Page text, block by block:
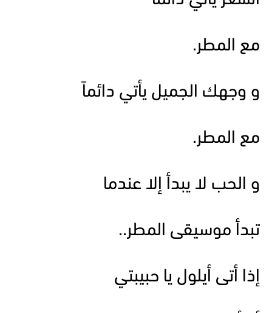
مع المطر.
و وجهك الجميل يأتي دائماً
مع المطر.
و الحب لا يبدأ إلا عندما
تبدأ موسيقى المطر..
إذا أتى أيلول يا حبيبتي